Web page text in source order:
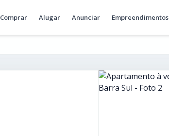
Comprar Alugar Anunciar Empreendimentos